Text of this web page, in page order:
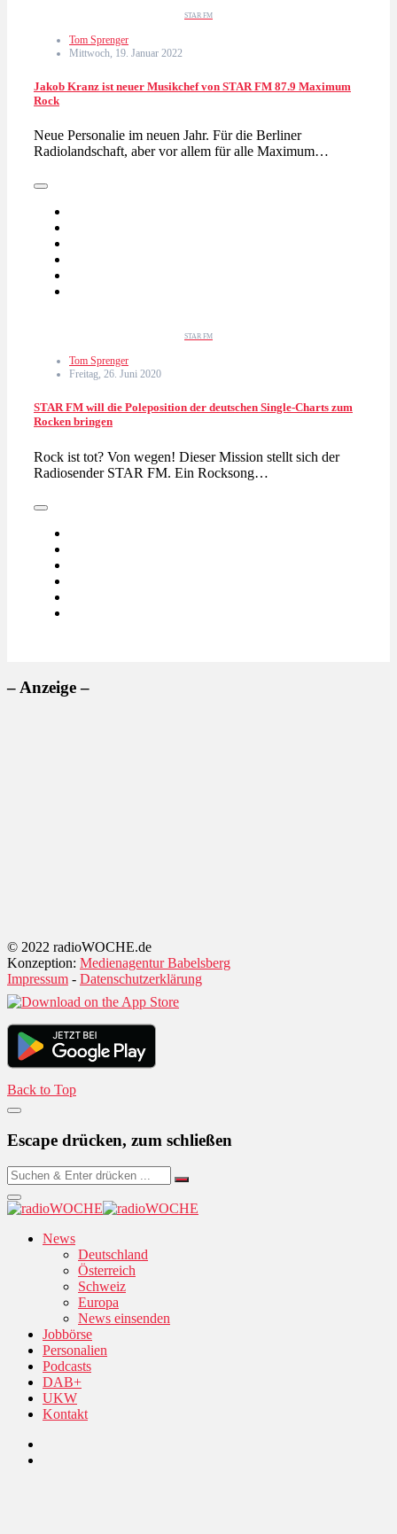
STAR FM
Tom Sprenger
Mittwoch, 19. Januar 2022
Jakob Kranz ist neuer Musikchef von STAR FM 87.9 Maximum
Rock
Neue Personalie im neuen Jahr. Für die Berliner
Radiolandschaft, aber vor allem für alle Maximum…
STAR FM
Tom Sprenger
Freitag, 26. Juni 2020
STAR FM will die Poleposition der deutschen Single-Charts zum
Rocken bringen
Rock ist tot? Von wegen! Dieser Mission stellt sich der
Radiosender STAR FM. Ein Rocksong…
– Anzeige –
© 2022 radioWOCHE.de
Konzeption: Medienagentur Babelsberg
Impressum - Datenschutzerklärung
Back to Top
Escape drücken, zum schließen
News
Deutschland
Österreich
Schweiz
Europa
News einsenden
Jobbörse
Personalien
Podcasts
DAB+
UKW
Kontakt